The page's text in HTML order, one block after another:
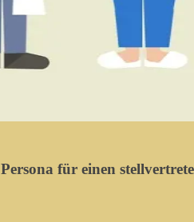
Persona für einen